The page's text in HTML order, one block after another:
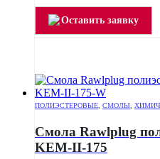
Оставить заявку
ПОЛИЭСТЕРОВЫЕ СМОЛЫ
Смола Rawlplug
KEM-II-175